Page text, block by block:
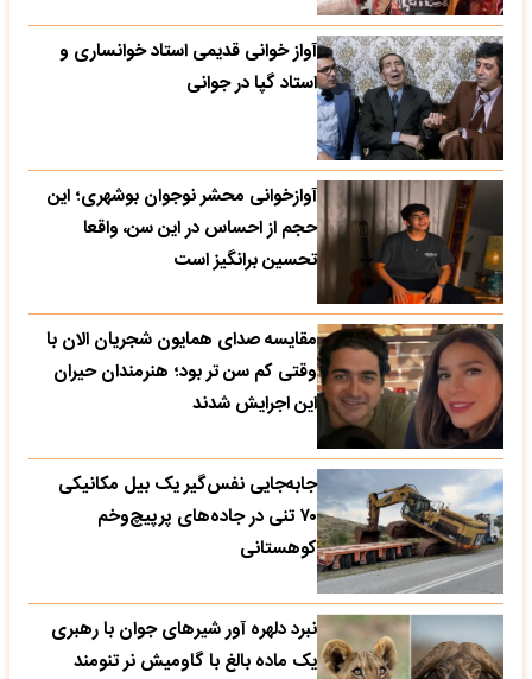
آواز خوانی قدیمی استاد خوانساری و
استاد گپا در جوانی
آوازخوانی محشر نوجوان بوشهری؛ این
حجم از احساس در این سن، واقعا
تحسین‌ برانگیز است
مقایسه صدای همایون شجریان الان با
وقتی کم سن تر بود؛ هنرمندان حیران
این اجرایش شدند
جابه‌جایی نفس‌گیر یک بیل مکانیکی
۷۰ تنی در جاده‌های پرپیچ‌وخم
کوهستانی
نبرد دلهره آور شیرهای جوان با رهبری
یک ماده بالغ با گاومیش نر تنومند